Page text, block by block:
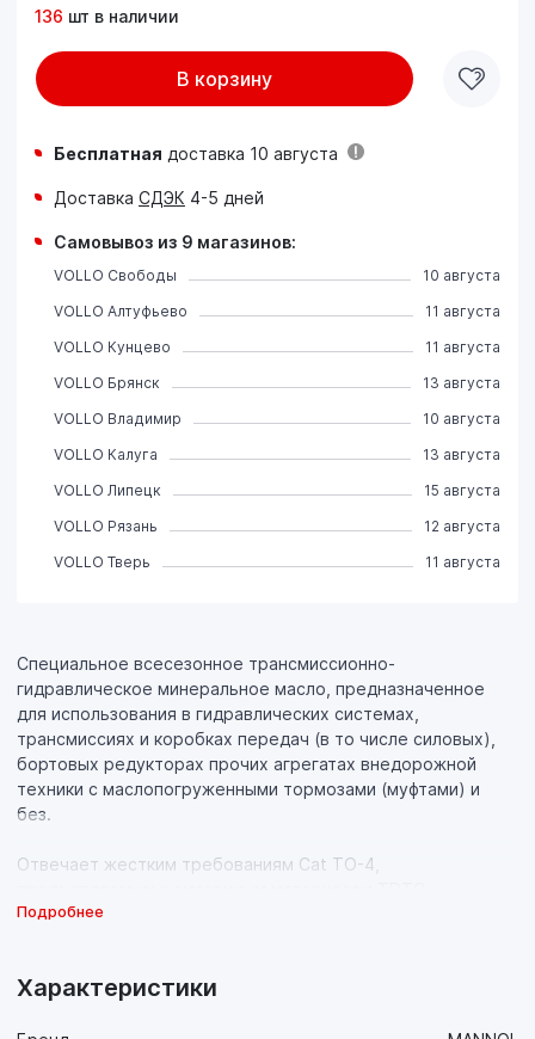
Специальное всесезонное трансмиссионно-
гидравлическое минеральное масло, предназначенное
для использования в гидравлических системах,
трансмиссиях и коробках передач (в то числе силовых),
бортовых редукторах прочих агрегатах внедорожной
техники с маслопогруженными тормозами (муфтами) и
без.
Отвечает жестким требованиям Cat TO-4,
(Transmission/Drive Train Oil) компанией Caterpillar.
предъявляемый к гидравлическим жидкостям и
Подробнее
Характеристики
136 шт в наличии
В корзину
Бесплатная доставка 10 августа
Доставка СДЭК 4-5 дней
Самовывоз из 9 магазинов:
VOLLO Свободы
10 августа
VOLLO Алтуфьево
11 августа
VOLLO Кунцево
11 августа
VOLLO Брянск
13 августа
VOLLO Владимир
10 августа
VOLLO Калуга
13 августа
VOLLO Липецк
15 августа
VOLLO Рязань
12 августа
VOLLO Тверь
11 августа